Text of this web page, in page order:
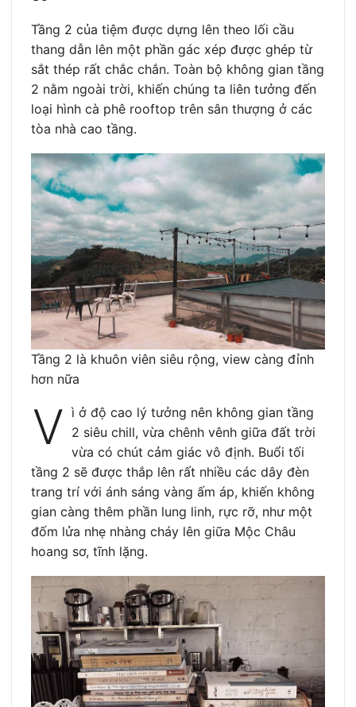
Tầng 2 của tiệm được dựng lên theo lối cầu
thang dẫn lên một phần gác xép được ghép từ
sắt thép rất chắc chắn. Toàn bộ không gian tầng
2 nằm ngoài trời, khiến chúng ta liên tưởng đến
loại hình cà phê rooftop trên sân thượng ở các
tòa nhà cao tầng.
Tầng 2 là khuôn viên siêu rộng, view càng đỉnh
hơn nữa
V ì ở độ cao lý tưởng nên không gian tầng
2 siêu chill, vừa chênh vênh giữa đất trời
vừa có chút cảm giác vô định. Buổi tối
tầng 2 sẽ được thắp lên rất nhiều các dây đèn
trang trí với ánh sáng vàng ấm áp, khiến không
gian càng thêm phần lung linh, rực rỡ, như một
đốm lửa nhẹ nhàng cháy lên giữa Mộc Châu
hoang sơ, tĩnh lặng.